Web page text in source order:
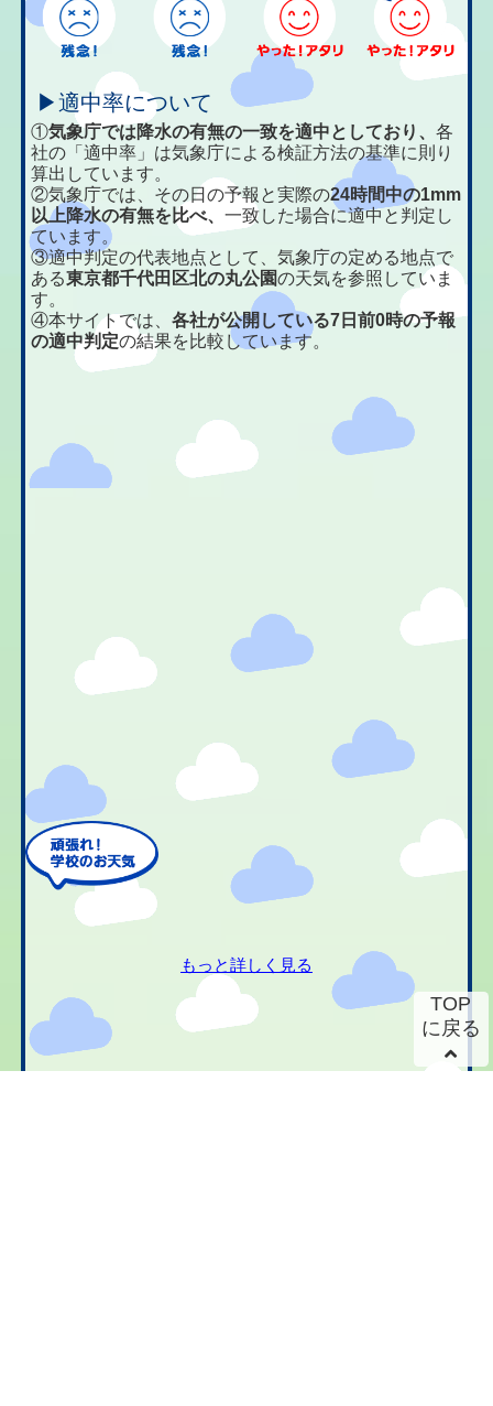
▶適中率について
①気象庁では降水の有無の一致を適中としており、各
社の「適中率」は気象庁による検証方法の基準に則り
算出しています。
②気象庁では、その日の予報と実際の24時間中の1mm
以上降水の有無を比べ、一致した場合に適中と判定し
ています。
③適中判定の代表地点として、気象庁の定める地点で
ある東京都千代田区北の丸公園の天気を参照していま
す。
④本サイトでは、各社が公開している7日前0時の予報
の適中判定の結果を比較しています。
もっと詳しく見る
TOP
に戻る